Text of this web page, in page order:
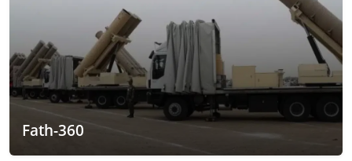
Fath-360